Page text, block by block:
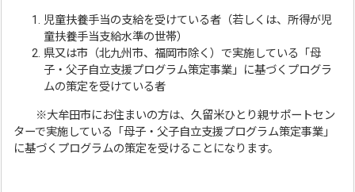
児童扶養手当の支給を受けている者（若しくは、所得が児
童扶養手当支給水準の世帯）
県又は市（北九州市、福岡市除く）で実施している「母
子・父子自立支援プログラム策定事業」に基づくプログラ
ムの策定を受けている者
※大牟田市にお住まいの方は、久留米ひとり親サポートセン
ターで実施している「母子・父子自立支援プログラム策定事業」
に基づくプログラムの策定を受けることになります。